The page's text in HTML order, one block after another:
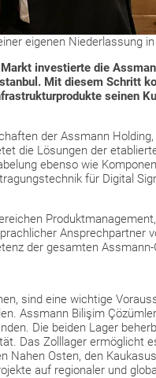
eigenen Niederlassung
investierte die
Mit diesem Schritt
seinen
der Assmann
die Lösungen der
ebenso wie
für Digital
Ansprechpartner
der gesamten Assmann-
sind eine wichtige
Assmann Bilişim
Die beiden Lager
Das Zolllager ermöglicht
Nahen Osten, den
auf regionaler und